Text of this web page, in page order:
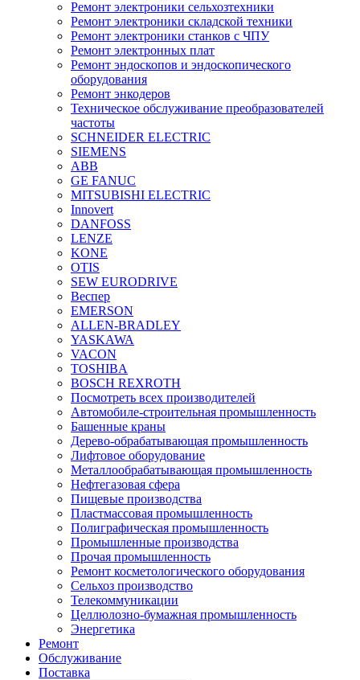
Ремонт электроники сельхозтехники
Ремонт электроники складской техники
Ремонт электроники станков с ЧПУ
Ремонт электронных плат
Ремонт эндоскопов и эндоскопического
оборудования
Ремонт энкодеров
Техническое обслуживание преобразователей
частоты
SCHNEIDER ELECTRIC
SIEMENS
ABB
GE FANUC
MITSUBISHI ELECTRIC
Innovert
DANFOSS
LENZE
KONE
OTIS
SEW EURODRIVE
Веспер
EMERSON
ALLEN-BRADLEY
YASKAWA
VACON
TOSHIBA
BOSCH REXROTH
Посмотреть всех производителей
Автомобиле-строительная промышленность
Башенные краны
Дерево-обрабатывающая промышленность
Лифтовое оборудование
Металлообрабатывающая промышленность
Нефтегазовая сфера
Пищевые производства
Пластмассовая промышленность
Полиграфическая промышленность
Промышленные производства
Прочая промышленность
Ремонт косметологического оборудования
Сельхоз производство
Телекоммуникации
Целлюлозно-бумажная промышленность
Энергетика
Ремонт
Обслуживание
Поставка